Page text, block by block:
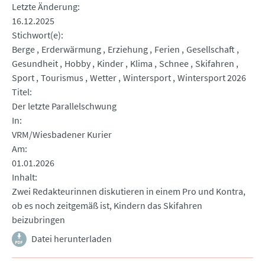
Letzte Änderung
16.12.2025
Stichwort(e)
Berge Erderwärmung Erziehung Ferien Gesellschaft
Gesundheit Hobby Kinder Klima Schnee Skifahren
Sport Tourismus Wetter Wintersport Wintersport 2026
Titel
Der letzte Parallelschwung
In
VRM/Wiesbadener Kurier
Am
01.01.2026
Inhalt
Zwei Redakteurinnen diskutieren in einem Pro und Kontra,
ob es noch zeitgemäß ist, Kindern das Skifahren
beizubringen
Datei herunterladen